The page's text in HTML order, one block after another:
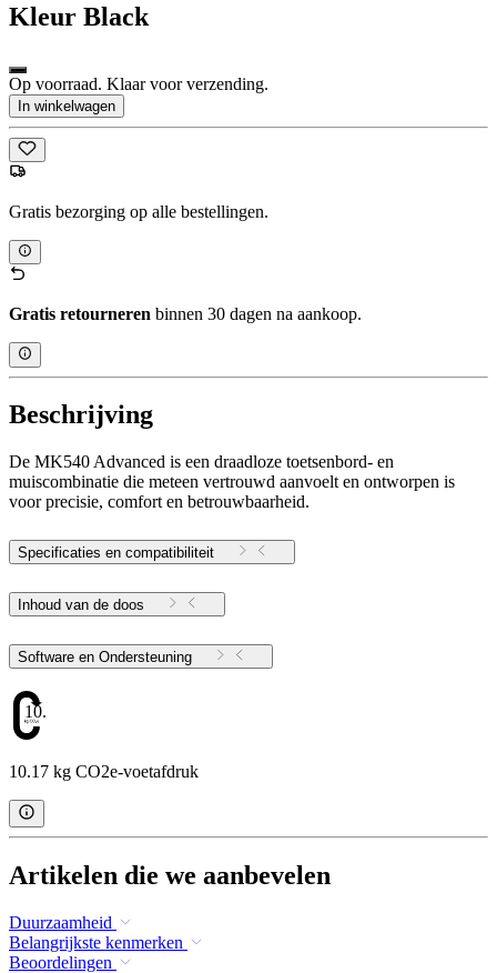
Kleur Black
Op voorraad. Klaar voor verzending.
In winkelwagen
Gratis bezorging op alle bestellingen.
Gratis retourneren binnen 30 dagen na aankoop.
Beschrijving
De MK540 Advanced is een draadloze toetsenbord- en
muiscombinatie die meteen vertrouwd aanvoelt en ontworpen is
voor precisie, comfort en betrouwbaarheid.
Specificaties en compatibiliteit
Inhoud van de doos
Software en Ondersteuning
10.17
10.17 kg CO2e-voetafdruk
Artikelen die we aanbevelen
Duurzaamheid
Belangrijkste kenmerken
Beoordelingen